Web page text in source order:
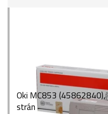
Oki MC853 (45862840),
strán